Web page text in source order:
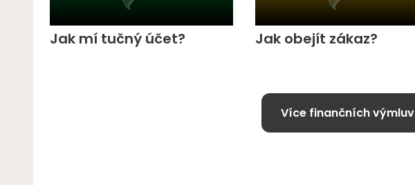
Jak mí tučný účet? Jak obejít zákaz?
Více finančních výmluv